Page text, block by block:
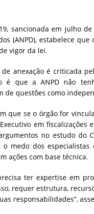
sancionada em julho
(ANPD), estabelece
vigor da lei.
anexação é criticada
é que a ANPD não
de questões como
que se o órgão for
em
no estudo do
o medo dos
ações com base técnica.
ter expertise em
requer estrutura,
responsabilidades”,